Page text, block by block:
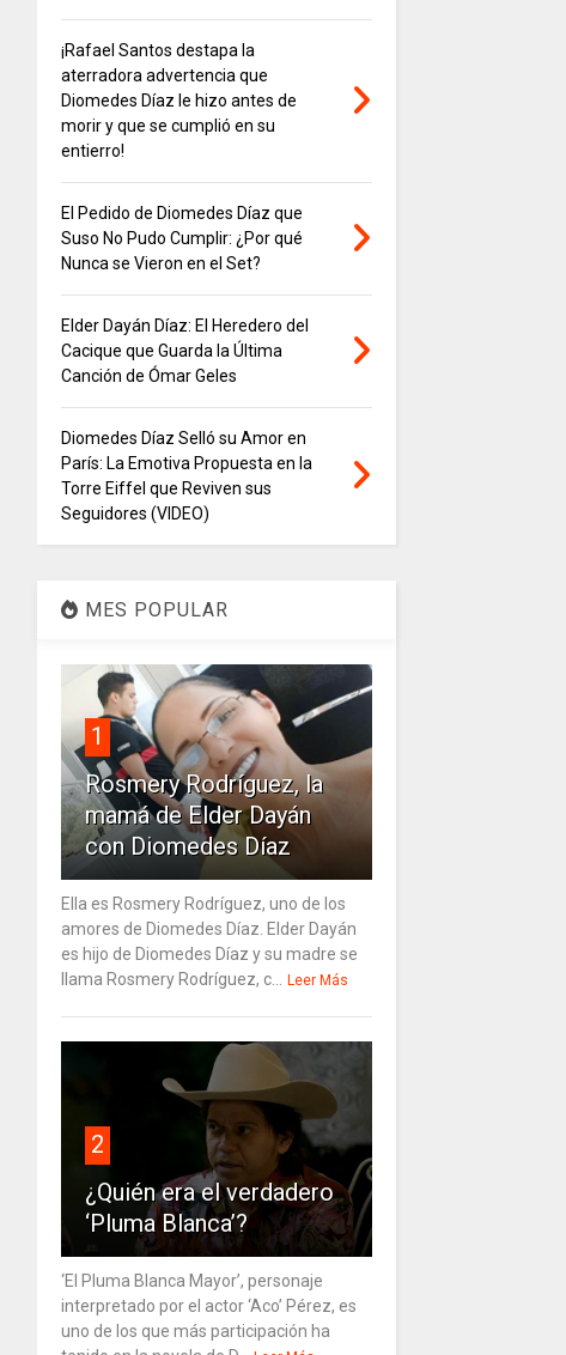
¡Rafael Santos destapa la
aterradora advertencia que
Diomedes Díaz le hizo antes de
morir y que se cumplió en su
entierro!
El Pedido de Diomedes Díaz que
Suso No Pudo Cumplir: ¿Por qué
Nunca se Vieron en el Set?
Elder Dayán Díaz: El Heredero del
Cacique que Guarda la Última
Canción de Ómar Geles
Diomedes Díaz Selló su Amor en
París: La Emotiva Propuesta en la
Torre Eiffel que Reviven sus
Seguidores (VIDEO)
MES POPULAR
1
Rosmery Rodríguez, la
mamá de Elder Dayán
con Diomedes Díaz
Ella es Rosmery Rodríguez, uno de los
amores de Diomedes Díaz. Elder Dayán
es hijo de Diomedes Díaz y su madre se
llama Rosmery Rodríguez, c... Leer Más
2
¿Quién era el verdadero
‘Pluma Blanca’?
‘El Pluma Blanca Mayor’, personaje
interpretado por el actor ‘Aco’ Pérez, es
uno de los que más participación ha